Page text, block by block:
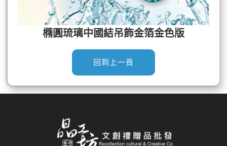
橢圓琉璃中國結吊飾金箔金色版